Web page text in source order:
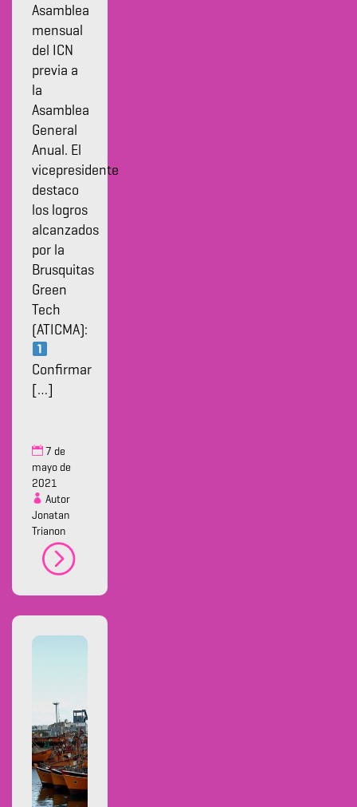
Asamblea
mensual
del ICN
previa a
la
Asamblea
General
Anual. El
vicepresidente
destaco
los logros
alcanzados
por la
Brusquitas
Green
Tech
(ATICMA):
Confirmar
[…]
7 de
mayo de
2021
Autor
Jonatan
Trianon